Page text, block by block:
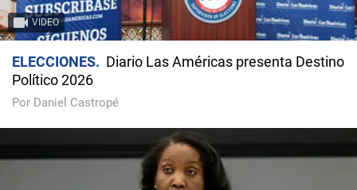
VIDEO
ELECCIONES
Diario Las Américas presenta Destino
Político 2026
Por Daniel Castropé